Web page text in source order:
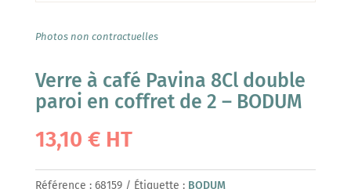
Photos non contractuelles
Verre à café Pavina 8Cl double
paroi en coffret de 2 – BODUM
13,10 € HT
Référence : 68159 Étiquette : BODUM